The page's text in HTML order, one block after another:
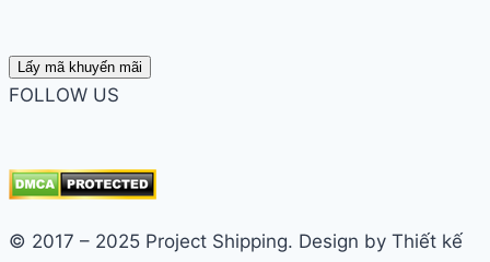
Lấy mã khuyến mãi
FOLLOW US
© 2017 – 2025 Project Shipping. Design by Thiết kế